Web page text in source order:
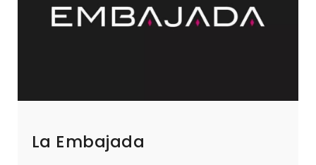
La Embajada